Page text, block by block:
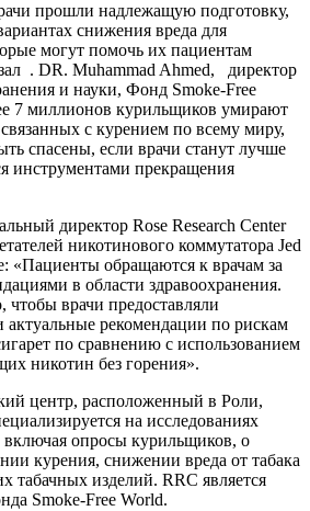
прошли надлежащую подготовку,
снижения вреда для
могут помочь их пациентам
. DR. Muhammad Ahmed, директор
и науки, Фонд Smoke-Free
7 миллионов курильщиков умирают
с курением по всему миру,
спасены, если врачи станут лучше
инструментами прекращения
директор Rose Research Center
никотинового коммутатора Jed
«Пациенты обращаются к врачам за
в области здравоохранения.
врачи предоставляли
рекомендации по рискам
по сравнению с использованием
никотин без горения».
центр, расположенный в Роли,
на исследованиях
включая опросы курильщиков, о
курения, снижении вреда от табака
табачных изделий. RRC является
Smoke-Free World.